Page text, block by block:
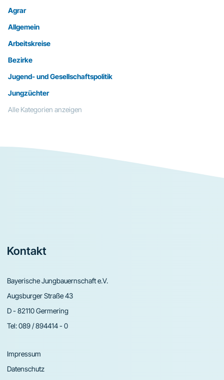
Agrar
Allgemein
Arbeitskreise
Bezirke
Jugend- und Gesellschaftspolitik
Jungzüchter
Alle Kategorien anzeigen
Footer
Kontakt
Bayerische Jungbauernschaft e.V.
Augsburger Straße 43
D - 82110 Germering
Tel:089 / 894414 - 0
Impressum
Datenschutz